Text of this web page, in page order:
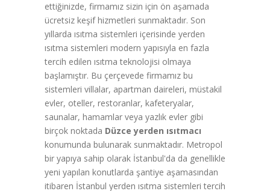
ettiğinizde, firmamız sizin için ön aşamada
ücretsiz keşif hizmetleri sunmaktadır. Son
yıllarda ısıtma sistemleri içerisinde yerden
ısıtma sistemleri modern yapısıyla en fazla
tercih edilen ısıtma teknolojisi olmaya
başlamıştır. Bu çerçevede firmamız bu
sistemleri villalar, apartman daireleri, müstakil
evler, oteller, restoranlar, kafeteryalar,
saunalar, hamamlar veya yazlık evler gibi
birçok noktada Düzce yerden ısıtmacı
konumunda bulunarak sunmaktadır. Metropol
bir yapıya sahip olarak İstanbul'da da genellikle
yeni yapılan konutlarda şantiye aşamasından
itibaren İstanbul yerden ısıtma sistemleri tercih